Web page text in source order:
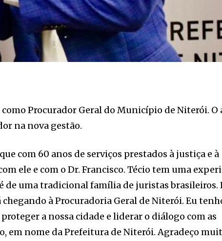
Procurador Geral do Município de Niterói. O
na nova gestão.
com 60 anos de serviços prestados à justiça e à
ele e com o Dr. Francisco. Técio tem uma
de uma tradicional família de juristas brasileiros.
à Procuradoria Geral de Niterói. Eu
a nossa cidade e liderar o diálogo com as
nome da Prefeitura de Niterói. Agradeço